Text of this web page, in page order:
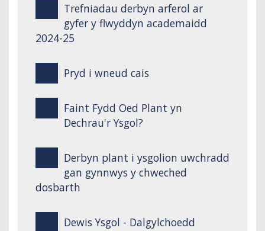
Trefniadau derbyn arferol ar
gyfer y flwyddyn academaidd
2024-25
Pryd i wneud cais
Faint Fydd Oed Plant yn
Dechrau'r Ysgol?
Derbyn plant i ysgolion uwchradd
gan gynnwys y chweched
dosbarth
Dewis Ysgol - Dalgylchoedd